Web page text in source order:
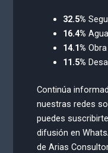
32.5%
16.4%
14.1%
11.5%
Continúa
nuestras redes
puedes
difusión en
de Arias